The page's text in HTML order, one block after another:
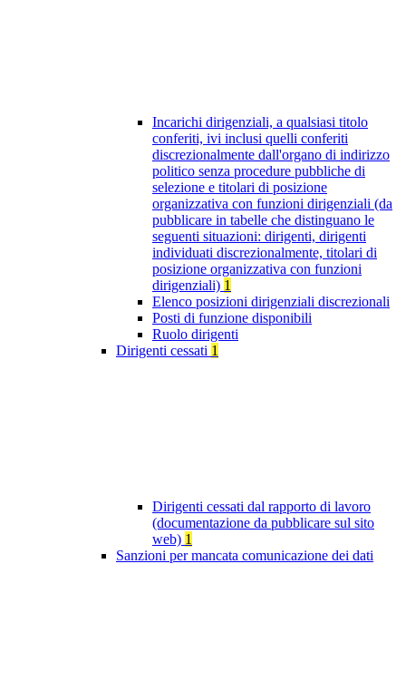
Incarichi dirigenziali, a qualsiasi titolo
conferiti, ivi inclusi quelli conferiti
discrezionalmente dall'organo di indirizzo
politico senza procedure pubbliche di
selezione e titolari di posizione
organizzativa con funzioni dirigenziali (da
pubblicare in tabelle che distinguano le
seguenti situazioni: dirigenti, dirigenti
individuati discrezionalmente, titolari di
posizione organizzativa con funzioni
dirigenziali) 1
Elenco posizioni dirigenziali discrezionali
Posti di funzione disponibili
Ruolo dirigenti
Dirigenti cessati 1
Dirigenti cessati dal rapporto di lavoro
(documentazione da pubblicare sul sito
web) 1
Sanzioni per mancata comunicazione dei dati